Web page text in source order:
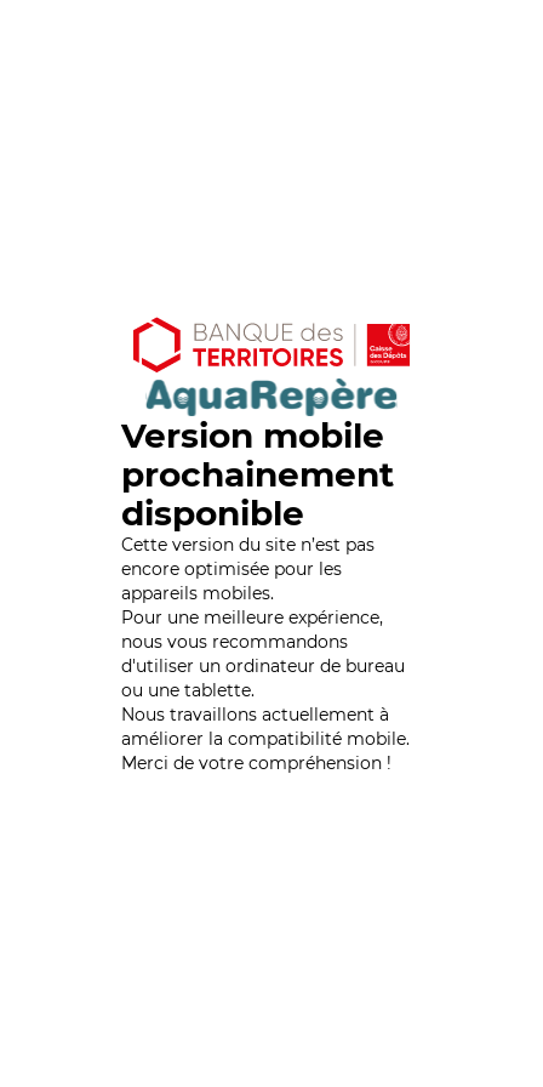
Version mobile
prochainement
disponible
Cette version du site n’est pas
encore optimisée pour les
appareils mobiles.
Pour une meilleure expérience,
nous vous recommandons
d'utiliser un ordinateur de bureau
ou une tablette.
Nous travaillons actuellement à
améliorer la compatibilité mobile.
Merci de votre compréhension !